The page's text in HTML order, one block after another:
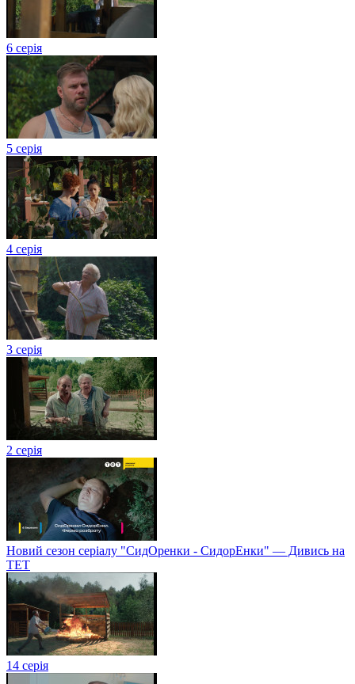
6 серія
5 серія
4 серія
3 серія
2 серія
Новий сезон серіалу "СидОренки - СидорЕнки" — Дивись на
ТЕТ
14 серія